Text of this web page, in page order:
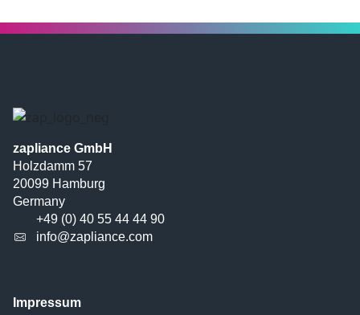
zapliance GmbH
Holzdamm 57
20099 Hamburg
Germany
+49 (0) 40 55 44 44 90
info@zapliance.com
Impressum